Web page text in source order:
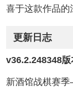
喜于这款作品的
更新日志
v36.2.248348版
新酒馆战棋赛